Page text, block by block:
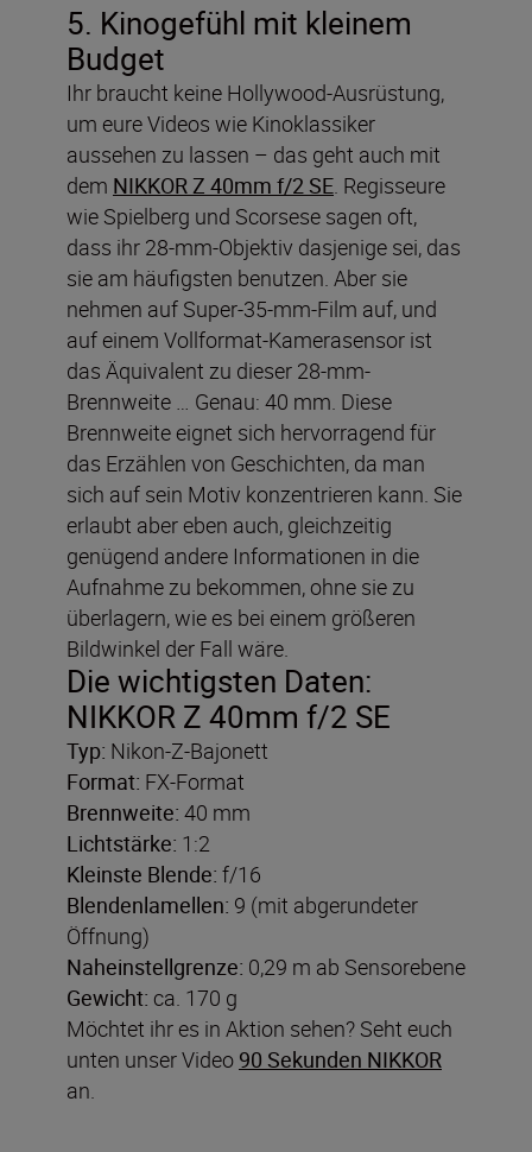
5. Kinogefühl mit kleinem
Budget
Ihr braucht keine Hollywood-Ausrüstung,
um eure Videos wie Kinoklassiker
aussehen zu lassen – das geht auch mit
dem NIKKOR Z 40mm f/2 SE. Regisseure
wie Spielberg und Scorsese sagen oft,
dass ihr 28-mm-Objektiv dasjenige sei, das
sie am häufigsten benutzen. Aber sie
nehmen auf Super-35-mm-Film auf, und
auf einem Vollformat-Kamerasensor ist
das Äquivalent zu dieser 28-mm-
Brennweite … Genau: 40 mm. Diese
Brennweite eignet sich hervorragend für
das Erzählen von Geschichten, da man
sich auf sein Motiv konzentrieren kann. Sie
erlaubt aber eben auch, gleichzeitig
genügend andere Informationen in die
Aufnahme zu bekommen, ohne sie zu
überlagern, wie es bei einem größeren
Bildwinkel der Fall wäre.
Die wichtigsten Daten:
NIKKOR Z 40mm f/2 SE
Typ: Nikon-Z-Bajonett
Format: FX-Format
Brennweite: 40 mm
Lichtstärke: 1:2
Kleinste Blende: f/16
Blendenlamellen: 9 (mit abgerundeter
Öffnung)
Naheinstellgrenze: 0,29 m ab Sensorebene
Gewicht: ca. 170 g
Möchtet ihr es in Aktion sehen? Seht euch
unten unser Video 90 Sekunden NIKKOR
an.